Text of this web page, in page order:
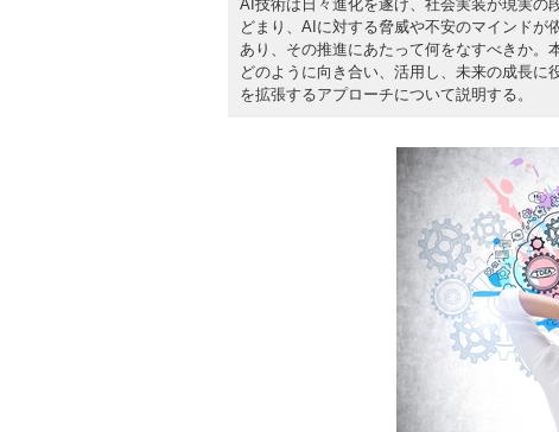
AI技術は日々進化を遂げ、社会実装が現実の
どまり、AIに対する脅威や不安のマインド
あり、その推進にあたって何をなすべきか。
どのように向き合い、活用し、未来の成長に
を拡張するアプローチについて説明する。